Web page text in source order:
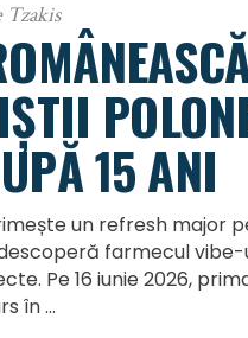
Tzakis
15 ANI
un refresh major
farmecul
Pe 16 iunie 2026,
în